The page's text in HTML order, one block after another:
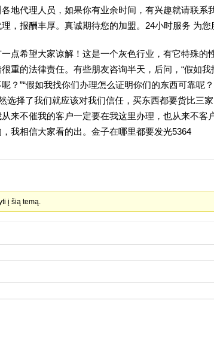
地代理人员，如果你有业余时间，有兴趣就请联系
，报酬丰厚。真诚期待您的加盟。24小时服务 为您
一点希望大家谅解！这是一个灰色行业，有它特殊的
重的法律责任。有些朋友咨询半天，后问，“假如
？”“假如我找你们办理怎么证明你们的东西可靠呢
选择了我们就应该对我们信任，买东西都要货比三
来不催我的客户一定要在我这里办理，也从来不客
我相信大家看的出。金子在哪里都要发光5364
į šią temą.